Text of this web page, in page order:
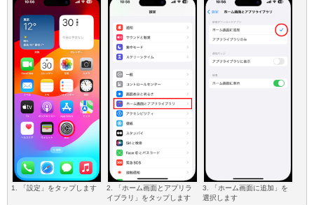
1. 「設定」をタップします
2. 「ホーム画面とアプリラ
イブラリ」をタップします
3. 「ホーム画面に追加」を
選択します